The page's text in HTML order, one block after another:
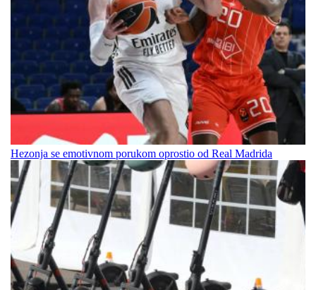
Hezonja se emotivnom porukom oprostio od Real Madrida